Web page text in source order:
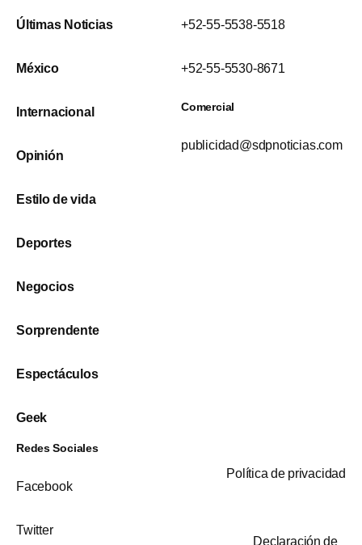
Últimas Noticias
México
Internacional
Opinión
Estilo de vida
Deportes
Negocios
Sorprendente
Espectáculos
Geek
+52-55-5538-5518
+52-55-5530-8671
Comercial
publicidad@sdpnoticias.com
Redes Sociales
Facebook
Twitter
Política de privacidad
Declaración de